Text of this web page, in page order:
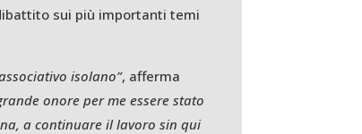
sui più importanti temi
isolano”, afferma
onore per me essere stato
a continuare il lavoro sin qui